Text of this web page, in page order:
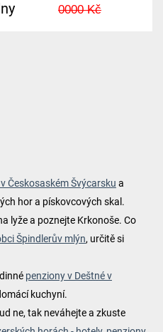
0000 Kč
Českosaském Švýcarsku a
hor a pískovcových skal.
lyže a poznejte Krkonoše. Co
Špindlerův mlýn, určitě si
penziony v Deštné v
kuchyní.
ne, tak neváhejte a zkuste